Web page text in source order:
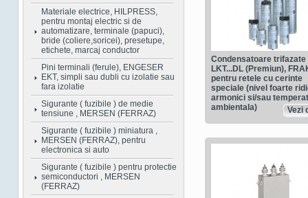
Materiale electrice, HILPRESS,
pentru montaj electric si de
automatizare, terminale (papuci),
bride (coliere,soricei), presetupe,
etichete, marcaj conductor
Pini terminali (ferule), ENGESER
EKT, simpli sau dubli cu izolatie sau
fara izolatie
Sigurante ( fuzibile ) de medie
tensiune , MERSEN (FERRAZ)
Sigurante ( fuzibile ) miniatura ,
MERSEN (FERRAZ), pentru
electronica si auto
Sigurante ( fuzibile ) pentru protectie
semiconductori , MERSEN
(FERRAZ)
Condensatoare trifazate
LKT...DL (Premiun),
pentru retele cu cerinte
speciale (nivel foarte
armonici si/sau
ambientala)
Vezi